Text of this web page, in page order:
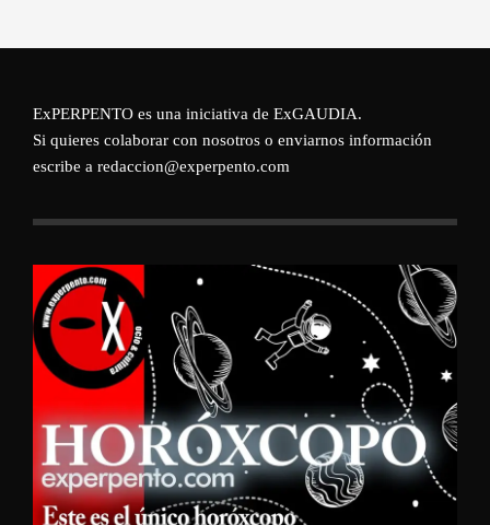
ExPERPENTO es una iniciativa de ExGAUDIA.
Si quieres colaborar con nosotros o enviarnos información
escribe a redaccion@experpento.com